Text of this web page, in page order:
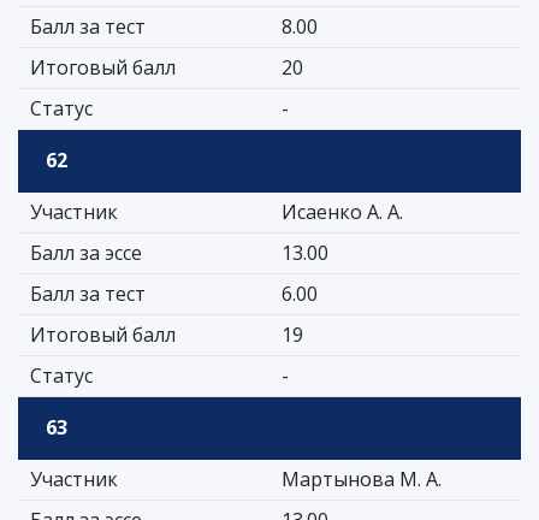
Балл за тест
8.00
Итоговый балл
20
Статус
-
62
Участник
Исаенко А. А.
Балл за эссе
13.00
Балл за тест
6.00
Итоговый балл
19
Статус
-
63
Участник
Мартынова М. А.